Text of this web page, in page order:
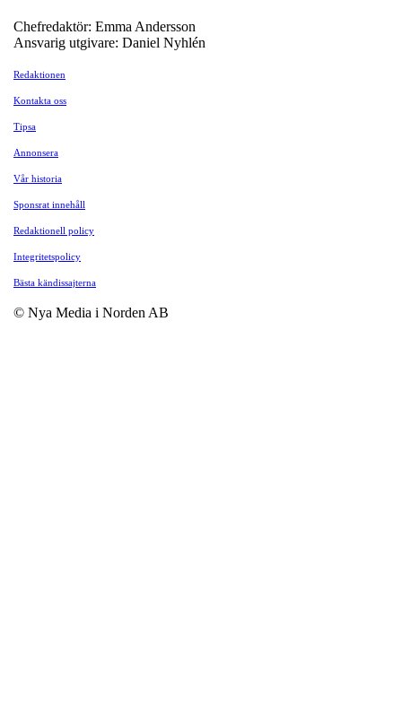
Chefredaktör: Emma Andersson
Ansvarig utgivare: Daniel Nyhlén
Redaktionen
Kontakta oss
Tipsa
Annonsera
Vår historia
Sponsrat innehåll
Redaktionell policy
Integritetspolicy
Bästa kändissajterna
© Nya Media i Norden AB